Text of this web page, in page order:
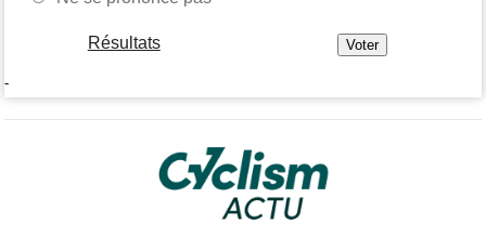
Résultats
-